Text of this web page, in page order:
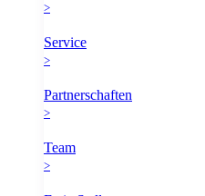
>
Service
>
Partnerschaften
>
Team
>